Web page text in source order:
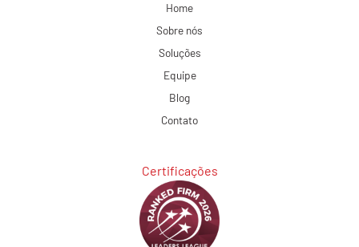
Home
Sobre nós
Soluções
Equipe
Blog
Contato
Certificações